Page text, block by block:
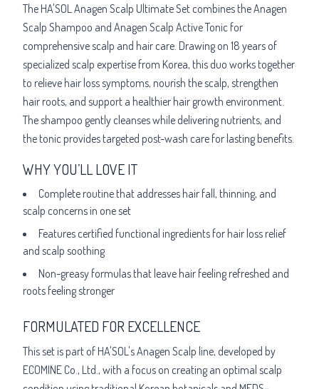
The HA'SOL Anagen Scalp Ultimate Set combines the Anagen
Scalp Shampoo and Anagen Scalp Active Tonic for
comprehensive scalp and hair care. Drawing on 18 years of
specialized scalp expertise from Korea, this duo works together
to relieve hair loss symptoms, nourish the scalp, strengthen
hair roots, and support a healthier hair growth environment.
The shampoo gently cleanses while delivering nutrients, and
the tonic provides targeted post-wash care for lasting benefits.
WHY YOU’LL LOVE IT
Complete routine that addresses hair fall, thinning, and
scalp concerns in one set
Features certified functional ingredients for hair loss relief
and scalp soothing
Non-greasy formulas that leave hair feeling refreshed and
roots feeling stronger
FORMULATED FOR EXCELLENCE
This set is part of HA'SOL's Anagen Scalp line, developed by
ECOMINE Co., Ltd., with a focus on creating an optimal scalp